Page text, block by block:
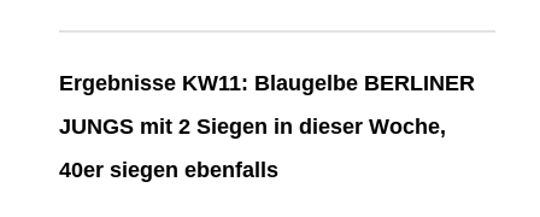
Ergebnisse KW11: Blaugelbe BERLINER
JUNGS mit 2 Siegen in dieser Woche,
40er siegen ebenfalls